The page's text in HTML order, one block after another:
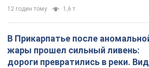
12 годин тому 1,6 т.
В Прикарпатье после
жары прошел сильный ливень:
дороги превратились в реки.